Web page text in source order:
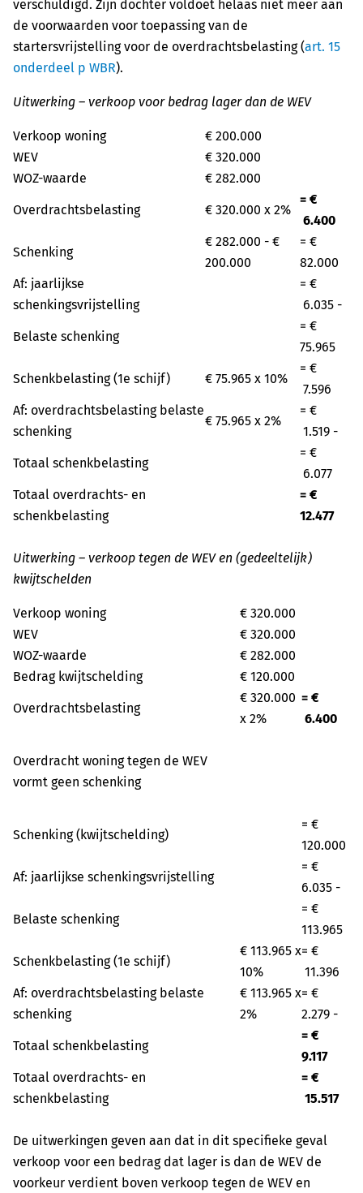
verschuldigd. Zijn dochter voldoet helaas niet meer aan
de voorwaarden voor toepassing van de
startersvrijstelling voor de overdrachtsbelasting (art. 15
onderdeel p WBR).
Uitwerking – verkoop voor bedrag lager dan de WEV
Verkoop woning
€ 200.000
WEV
€ 320.000
WOZ-waarde
€ 282.000
Overdrachtsbelasting € 320.000 x 2%
= €
6.400
Schenking
€ 282.000 - €
200.000
= €
82.000
Af: jaarlijkse
schenkingsvrijstelling
= €
6.035 -
Belaste schenking
= €
75.965
Schenkbelasting (1e schijf) € 75.965 x 10%
= €
7.596
Af: overdrachtsbelasting belaste
schenking
€ 75.965 x 2%
= €
1.519 -
Totaal schenkbelasting
= €
6.077
Totaal overdrachts- en
schenkbelasting
= €
12.477
Uitwerking – verkoop tegen de WEV en (gedeeltelijk)
kwijtschelden
Verkoop woning
€ 320.000
WEV
€ 320.000
WOZ-waarde
€ 282.000
Bedrag kwijtschelding
€ 120.000
Overdrachtsbelasting
€ 320.000
x 2%
= €
6.400
Overdracht woning tegen de WEV
vormt geen schenking
Schenking (kwijtschelding)
= €
120.000
Af: jaarlijkse schenkingsvrijstelling
= €
6.035 -
Belaste schenking
= €
113.965
Schenkbelasting (1e schijf)
€ 113.965 x
10%
= €
11.396
Af: overdrachtsbelasting belaste
schenking
€ 113.965 x
2%
= €
2.279 -
Totaal schenkbelasting
= €
9.117
Totaal overdrachts- en
schenkbelasting
= €
15.517
De uitwerkingen geven aan dat in dit specifieke geval
verkoop voor een bedrag dat lager is dan de WEV de
voorkeur verdient boven verkoop tegen de WEV en